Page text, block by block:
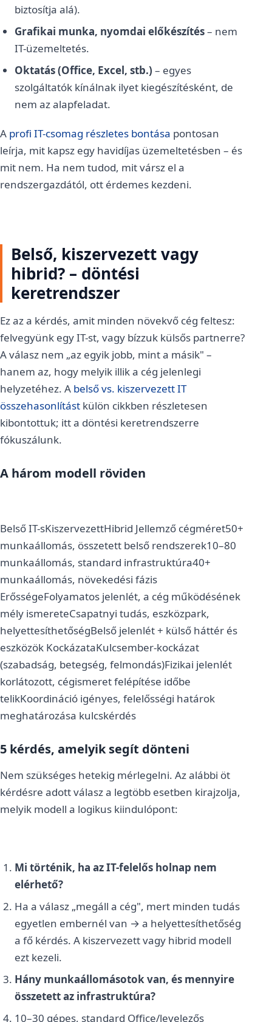
biztosítja alá).
Grafikai munka, nyomdai előkészítés– nem
IT-üzemeltetés.
Oktatás (Office, Excel, stb.) – egyes
szolgáltatók kínálnak ilyet kiegészítésként, de
nem az alapfeladat.
A profi IT-csomag részletes bontása pontosan
leírja, mit kapsz egy havidíjas üzemeltetésben – és
mit nem. Ha nem tudod, mit vársz el a
rendszergazdától, ott érdemes kezdeni.
Belső, kiszervezett vagy
hibrid? – döntési
keretrendszer
Ez az a kérdés, amit minden növekvő cég feltesz:
felvegyünk egy IT-st, vagy bízzuk külsős partnerre?
A válasz nem „az egyik jobb, mint a másik" –
hanem az, hogy melyik illik a cég jelenlegi
helyzetéhez. A belső vs. kiszervezett IT
összehasonlítást külön cikkben részletesen
kibontottuk; itt a döntési keretrendszerre
fókuszálunk.
A három modell röviden
Belső IT-sKiszervezettHibrid Jellemző cégméret50+
munkaállomás, összetett belső rendszerek10–80
munkaállomás, standard infrastruktúra40+
munkaállomás, növekedési fázis
ErősségeFolyamatos jelenlét, a cég működésének
mély ismereteCsapatnyi tudás, eszközpark,
helyettesíthetőségBelső jelenlét + külső háttér és
eszközök KockázataKulcsember-kockázat
(szabadság, betegség, felmondás)Fizikai jelenlét
korlátozott, cégismeret felépítése időbe
telikKoordináció igényes, felelősségi határok
meghatározása kulcskérdés
5 kérdés, amelyik segít dönteni
Nem szükséges hetekig mérlegelni. Az alábbi öt
kérdésre adott válasz a legtöbb esetben kirajzolja,
melyik modell a logikus kiindulópont:
Mi történik, ha az IT-felelős holnap nem
elérhető?
Ha a válasz „megáll a cég", mert minden tudás
egyetlen embernél van → a helyettesíthetőség
a fő kérdés. A kiszervezett vagy hibrid modell
ezt kezeli.
Hány munkaállomásotok van, és mennyire
összetett az infrastruktúra?
10–30 gépes, standard Office/levelezős